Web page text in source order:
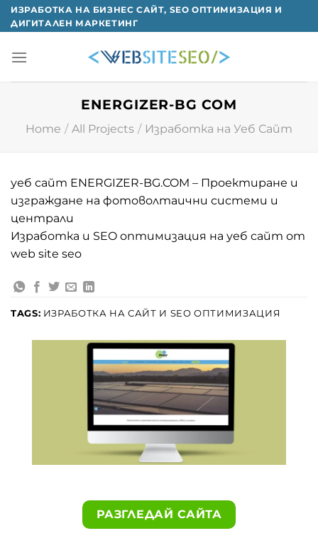
Skip
to
ИЗРАБОТКА НА БИЗНЕС САЙТ, SEO ОПТИМИЗАЦИЯ И
ДИГИТАЛЕН МАРКЕТИНГ
ENERGIZER-BG COM
Home / All Projects / Изработка на Уеб Сайт
уеб сайт ENERGIZER-BG.COM – Проектиране и
изграждане на фотоволтаични системи и
централи
Изработка и SEO oптимизация на уеб сайт от
web site seo
TAGS: ИЗРАБОТКА НА САЙТ И SEO ОПТИМИЗАЦИЯ
РАЗГЛЕДАЙ САЙТА